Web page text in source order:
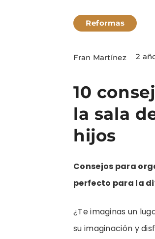
Reformas
Fran Martínez 2
10
la sala
hijos
Consejos para
perfecto para la
¿Te imaginas un
su imaginación y